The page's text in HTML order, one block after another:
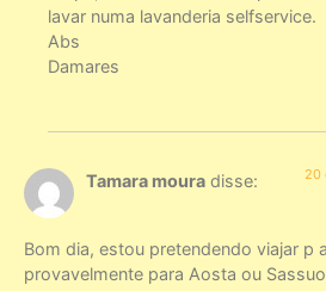
lavar numa lavanderia selfservice.
Abs
Damares
Tamara moura disse: 20
Bom dia, estou pretendendo viajar p
provavelmente para Aosta ou